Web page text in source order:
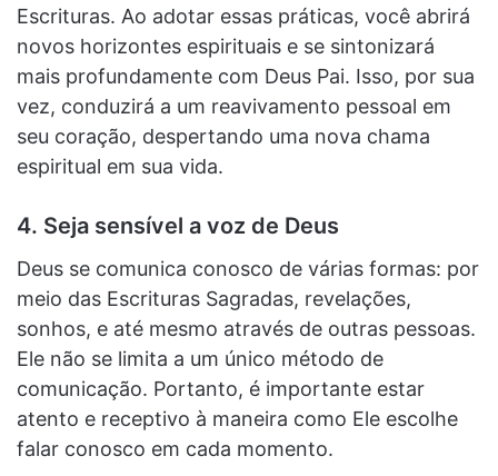
Escrituras. Ao adotar essas práticas, você abrirá
novos horizontes espirituais e se sintonizará
mais profundamente com Deus Pai. Isso, por sua
vez, conduzirá a um reavivamento pessoal em
seu coração, despertando uma nova chama
espiritual em sua vida.
4. Seja sensível a voz de Deus
Deus se comunica conosco de várias formas: por
meio das Escrituras Sagradas, revelações,
sonhos, e até mesmo através de outras pessoas.
Ele não se limita a um único método de
comunicação. Portanto, é importante estar
atento e receptivo à maneira como Ele escolhe
falar conosco em cada momento.